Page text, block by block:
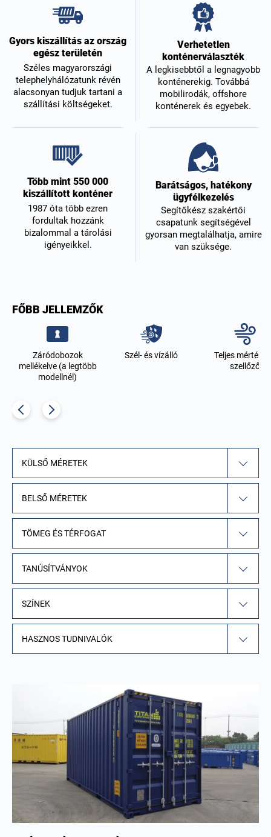
Gyors kiszállítás az ország
egész területén
Széles magyarországi
telephelyhálózatunk révén
alacsonyan tudjuk tartani a
szállítási költségeket.
Verhetetlen
konténerválaszték
A legkisebbtől a legnagyobb
konténerekig. Továbbá
mobilirodák, offshore
konténerek és egyebek.
Több mint 550 000
kiszállított konténer
1987 óta több ezren
fordultak hozzánk
bizalommal a tárolási
igényeikkel.
Barátságos, hatékony
ügyfélkezelés
Segítőkész szakértői
csapatunk segítségével
gyorsan megtalálhatja, amire
van szüksége.
FŐBB JELLEMZŐK
Záródobozok
mellékelve (a legtöbb
modellnél)
Szél- és vízálló
Teljes
szellőző
KÜLSŐ MÉRETEK
BELSŐ MÉRETEK
TÖMEG ÉS TÉRFOGAT
TANÚSÍTVÁNYOK
SZÍNEK
HASZNOS TUDNIVALÓK